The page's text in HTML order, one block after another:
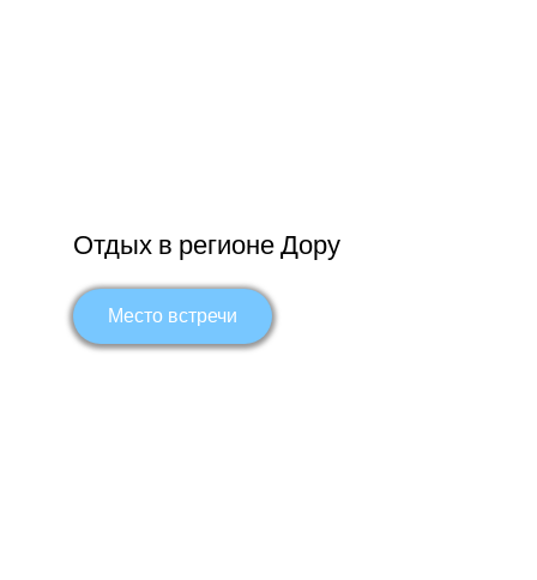
Отдых в регионе Дору
Место встречи